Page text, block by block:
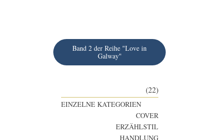
Band 2 der Reihe "Love in
Galway"
(22)
EINZELNE KATEGORIEN
COVER
ERZÄHLSTIL
HANDLUNG